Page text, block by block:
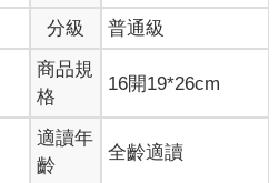
分級 普通級
商品規
格
16開19*26cm
適讀年
齡
全齡適讀